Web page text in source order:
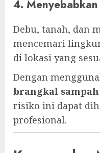
4.
Debu, tanah, dan
mencemari
di lokasi yang
Dengan
brangkal
risiko ini dapat
profesional.